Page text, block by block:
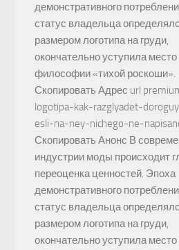
демонстративного
статус владельца
размером логотипа на груди,
окончательно уступила место
философии «тихой роскоши».
Скопировать Адрес url
logotipa-kak-razglyadet-
esli-na-ney-nichego-ne-
Скопировать Анонс В
индустрии моды происходит
переоценка ценностей. Эпоха
демонстративного
статус владельца
размером логотипа на груди,
окончательно уступила место